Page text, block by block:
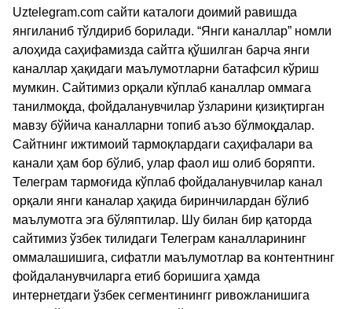
Uztelegram.com сайти каталоги доимий равишда
янгиланиб тўлдириб борилади. “Янги каналлар” номли
алоҳида саҳифамизда сайтга қўшилган барча янги
каналлар ҳақидаги маълумотларни батафсил кўриш
мумкин. Сайтимиз орқали кўплаб каналлар оммага
танилмоқда, фойдаланувчилар ўзларини қизиқтирган
мавзу бўйича каналларни топиб аъзо бўлмоқдалар.
Сайтнинг ижтимоий тармоқлардаги саҳифалари ва
канали ҳам бор бўлиб, улар фаол иш олиб боряпти.
Телеграм тармоғида кўплаб фойдаланувчилар канал
орқали янги каналар ҳақида биринчилардан бўлиб
маълумотга эга бўляптилар. Шу билан бир қаторда
сайтимиз ўзбек тилидаги Телеграм каналларининг
оммалашишига, сифатли маълумотлар ва контентнинг
фойдаланувчиларга етиб боришига ҳамда
интернетдаги ўзбек сегментинингг ривожланишига